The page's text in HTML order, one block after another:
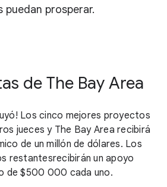
puedan prosperar.
de The Bay Area
Los cinco mejores proyectos
jueces y The Bay Area recibirá
de un millón de dólares. Los
restantesrecibirán un apoyo
de$500 000 cada uno.